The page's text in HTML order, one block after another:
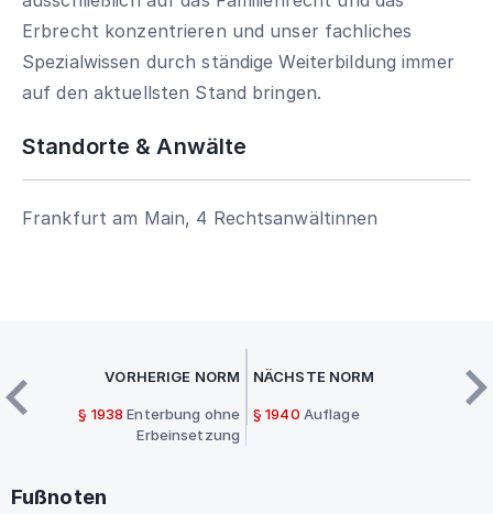
Erbrecht konzentrieren und unser fachliches
Spezialwissen durch ständige Weiterbildung immer
auf den aktuellsten Stand bringen.
Standorte & Anwälte
Frankfurt am Main, 4 Rechtsanwältinnen
VORHERIGE NORM
§ 1938 Enterbung ohne
Erbeinsetzung
NÄCHSTE NORM
§ 1940 Auflage
Fußnoten